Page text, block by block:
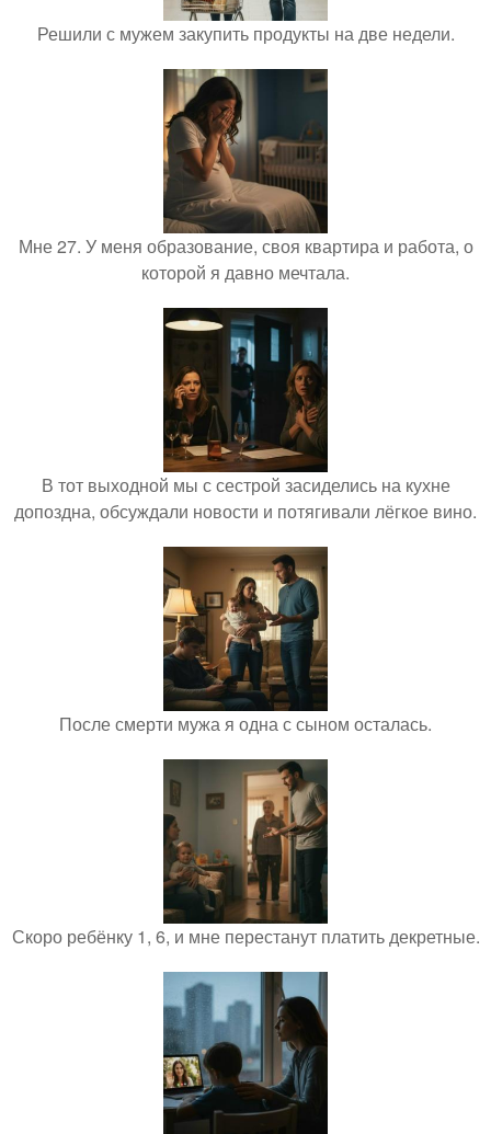
Решили с мужем закупить продукты на две недели.
Мне 27. У меня образование, своя квартира и работа, о
которой я давно мечтала.
В тот выходной мы с сестрой засиделись на кухне
допоздна, обсуждали новости и потягивали лёгкое вино.
После смерти мужа я одна с сыном осталась.
Скоро ребёнку 1, 6, и мне перестанут платить декретные.